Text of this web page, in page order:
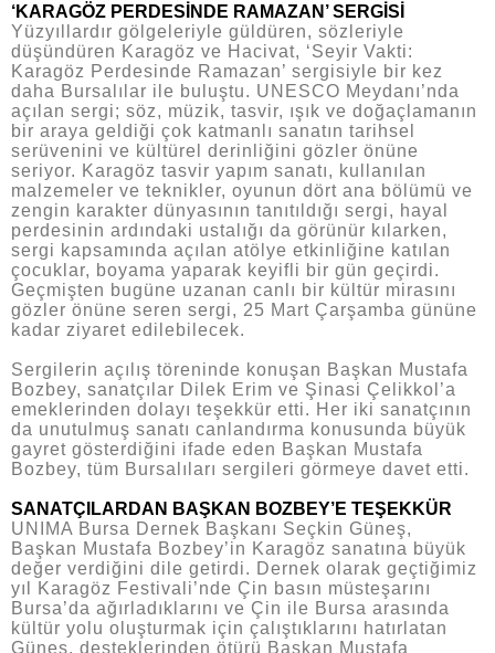
‘KARAGÖZ PERDESİNDE RAMAZAN’ SERGİSİ
Yüzyıllardır gölgeleriyle güldüren, sözleriyle
düşündüren Karagöz ve Hacivat, ‘Seyir Vakti:
Karagöz Perdesinde Ramazan’ sergisiyle bir kez
daha Bursalılar ile buluştu. UNESCO Meydanı’nda
açılan sergi; söz, müzik, tasvir, ışık ve doğaçlamanın
bir araya geldiği çok katmanlı sanatın tarihsel
serüvenini ve kültürel derinliğini gözler önüne
seriyor. Karagöz tasvir yapım sanatı, kullanılan
malzemeler ve teknikler, oyunun dört ana bölümü ve
zengin karakter dünyasının tanıtıldığı sergi, hayal
perdesinin ardındaki ustalığı da görünür kılarken,
sergi kapsamında açılan atölye etkinliğine katılan
çocuklar, boyama yaparak keyifli bir gün geçirdi.
Geçmişten bugüne uzanan canlı bir kültür mirasını
gözler önüne seren sergi, 25 Mart Çarşamba gününe
kadar ziyaret edilebilecek.
Sergilerin açılış töreninde konuşan Başkan Mustafa
Bozbey, sanatçılar Dilek Erim ve Şinasi Çelikkol’a
emeklerinden dolayı teşekkür etti. Her iki sanatçının
da unutulmuş sanatı canlandırma konusunda büyük
gayret gösterdiğini ifade eden Başkan Mustafa
Bozbey, tüm Bursalıları sergileri görmeye davet etti.
SANATÇILARDAN BAŞKAN BOZBEY’E TEŞEKKÜR
UNIMA Bursa Dernek Başkanı Seçkin Güneş,
Başkan Mustafa Bozbey’in Karagöz sanatına büyük
değer verdiğini dile getirdi. Dernek olarak geçtiğimiz
yıl Karagöz Festivali’nde Çin basın müsteşarını
Bursa’da ağırladıklarını ve Çin ile Bursa arasında
kültür yolu oluşturmak için çalıştıklarını hatırlatan
Güneş, desteklerinden ötürü Başkan Mustafa